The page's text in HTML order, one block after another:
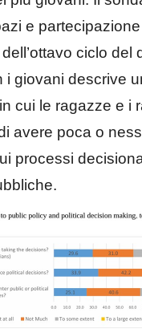
e
ciclo del
i giovani descrive
cui le ragazze e i
avere poca o
processi